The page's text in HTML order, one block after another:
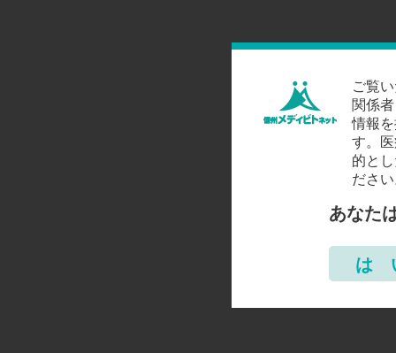
ご覧
関係
情報
す。
的と
ださ
あなた
は